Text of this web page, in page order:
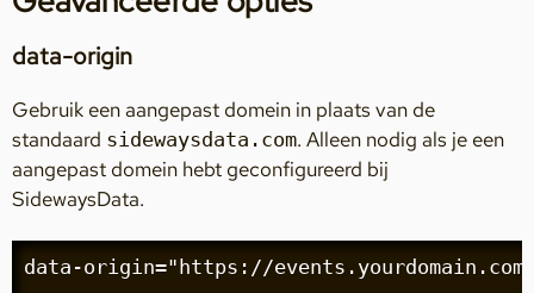
data-origin
Gebruik een aangepast domein in plaats van de
standaard sidewaysdata.com. Alleen nodig als je een
aangepast domein hebt geconfigureerd bij
SidewaysData.
data-origin="https://